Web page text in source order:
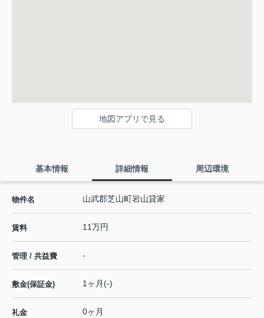
地図アプリで見る
基本情報 詳細情報 周辺環境
物件名 山武郡芝山町岩山貸家
賃料 11万円
管理 / 共益費 -
敷金(保証金) 1ヶ月(-)
礼金 0ヶ月